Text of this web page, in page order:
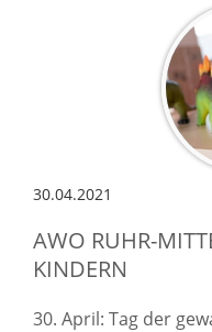
30.04.2021
AWO RUHR-
KINDERN
30. April: Tag der